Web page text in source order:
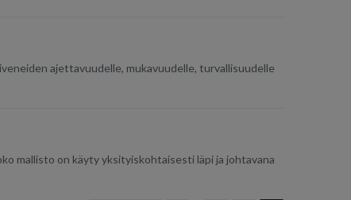
ajettavuudelle, mukavuudelle, turvallisuudelle
mallisto on käyty yksityiskohtaisesti läpi ja johtavana